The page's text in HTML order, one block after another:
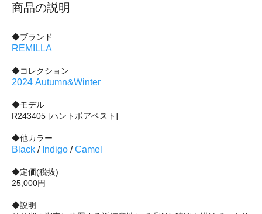
商品の説明
◆ブランド
REMILLA
◆コレクション
2024 Autumn&Winter
◆モデル
R243405 [ハントボアベスト]
◆他カラー
Black / Indigo /Camel
◆定価(税抜)
25,000円
◆説明